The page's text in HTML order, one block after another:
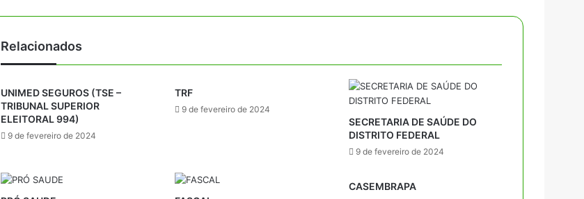
Relacionados
UNIMED SEGUROS (TSE –
TRIBUNAL SUPERIOR
ELEITORAL 994)
9 de fevereiro de 2024
TRF
9 de fevereiro de 2024
SECRETARIA DE SAÚDE DO
DISTRITO FEDERAL
9 de fevereiro de 2024
CASEMBRAPA